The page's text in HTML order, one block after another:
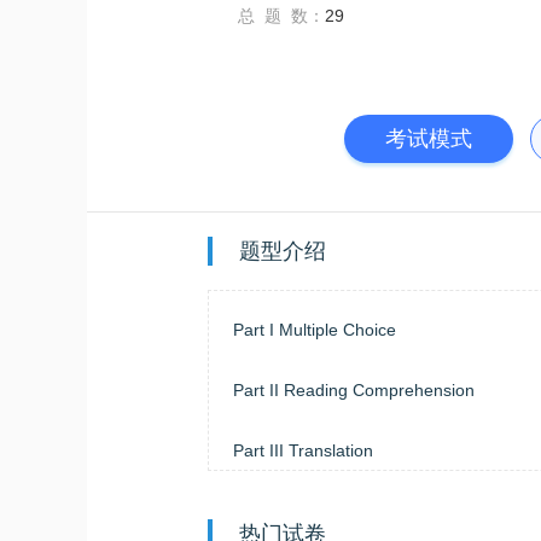
总 题 数： 29
考试模式
题型介绍
Part I Multiple Choice
Part II Reading Comprehension
Part III Translation
热门试卷